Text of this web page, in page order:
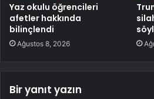
Yaz okulu öğrencileri
afetler hakkında
bilinçlendi
Ağustos 8, 2026
Bir yanıt yazın